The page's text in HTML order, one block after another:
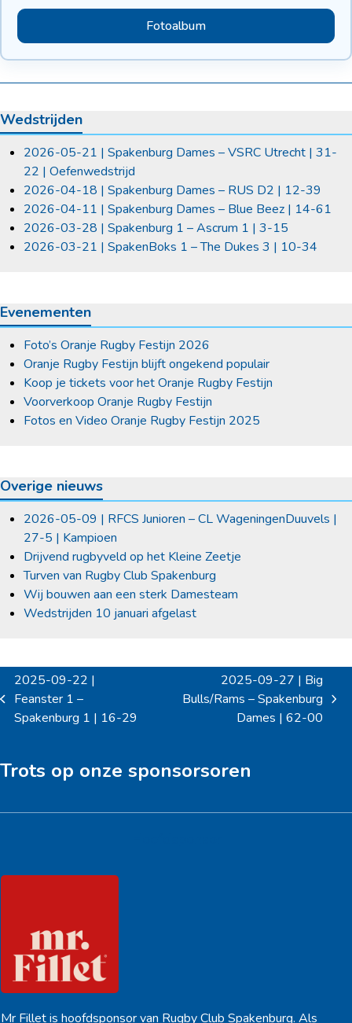
Fotoalbum
Wedstrijden
2026-05-21 | Spakenburg Dames – VSRC Utrecht | 31-
22 | Oefenwedstrijd
2026-04-18 | Spakenburg Dames – RUS D2 | 12-39
2026-04-11 | Spakenburg Dames – Blue Beez | 14-61
2026-03-28 | Spakenburg 1 – Ascrum 1 | 3-15
2026-03-21 | SpakenBoks 1 – The Dukes 3 | 10-34
Evenementen
Foto’s Oranje Rugby Festijn 2026
Oranje Rugby Festijn blijft ongekend populair
Koop je tickets voor het Oranje Rugby Festijn
Voorverkoop Oranje Rugby Festijn
Fotos en Video Oranje Rugby Festijn 2025
Overige nieuws
2026-05-09 | RFCS Junioren – CL WageningenDuuvels |
27-5 | Kampioen
Drijvend rugbyveld op het Kleine Zeetje
Turven van Rugby Club Spakenburg
Wij bouwen aan een sterk Damesteam
Wedstrijden 10 januari afgelast
previous
post:
2025-09-22 |
Feanster 1 –
Spakenburg 1 | 16-29
next
2025-09-27 | Big
Bulls/Rams – Spakenburg
Dames | 62-00
Trots op onze sponsorsoren
Mr Fillet is hoofdsponsor van Rugby Club Spakenburg. Als